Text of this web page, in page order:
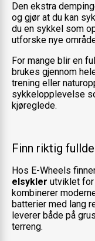
Den ekstra
og gjør at du kan
du en sykkel som
utforske nye
For mange blir en
brukes gjennom
trening eller
sykkelopplevelse
kjøreglede.
Finn riktig
Hos E-Wheels
elsykler utviklet
kombinerer
batterier med lang
leverer både på
terreng.